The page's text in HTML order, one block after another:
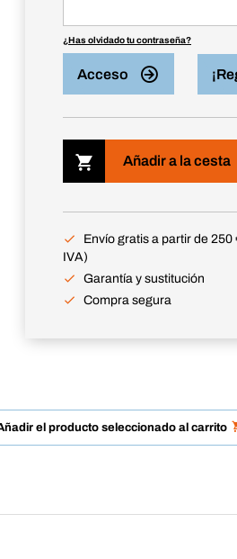
¿Has olvidado tu contraseña?
Acceso
Añadir a la cesta
Envío gratis a partir de 250
IVA)
Garantía y sustitución
Compra segura
el producto seleccionado al carrito